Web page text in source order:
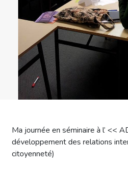
Ma journée en séminaire à l’ <<
développement des relations
citoyenneté)